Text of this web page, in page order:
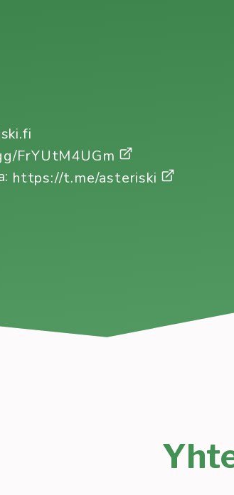
FrYUtM4UGm
https://t.me/asteriski